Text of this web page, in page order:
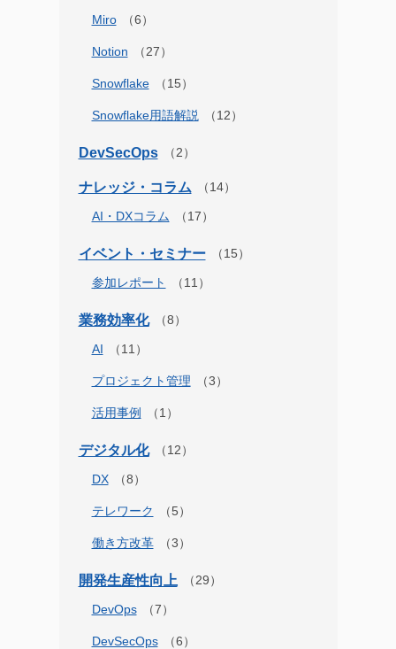
Miro
Notion
Snowflake
Snowflake用語解説
DevSecOps
ナレッジ・コラム
AI・DXコラム
イベント・セミナー
参加レポート
業務効率化
AI
プロジェクト管理
活用事例
デジタル化
DX
テレワーク
働き方改革
開発生産性向上
DevOps
DevSecOps